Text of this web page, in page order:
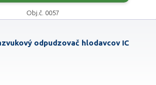
Obj.č. 0057
odpudzovač hlodavcov IC